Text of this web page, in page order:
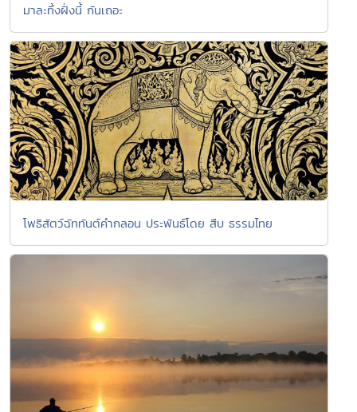
มาละทิ้งฝั่งนี้ กันเถอะ
โพธิสัตว์ฉัททันต์คำกลอน ประพันธ์โดย สืบ ธรรมไทย